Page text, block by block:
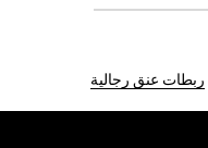
ربطات عنق رجالية